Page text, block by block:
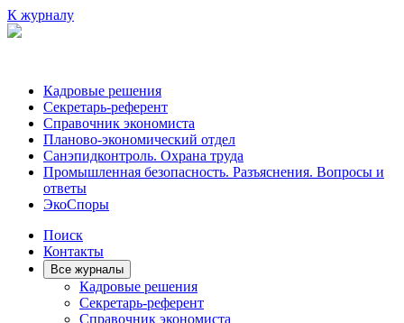
К журналу
Кадровые решения
Секретарь-референт
Справочник экономиста
Планово-экономический отдел
Санэпидконтроль. Охрана труда
Промышленная безопасность. Разъяснения. Вопросы и
ответы
ЭкоСпоры
Поиск
Контакты
Все журналы
Кадровые решения
Секретарь-референт
Справочник экономиста